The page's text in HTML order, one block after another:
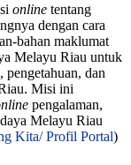
online tentang
dengan cara
bahan maklumat
Melayu Riau untuk
pengetahuan, dan
Misi ini
pengalaman,
Melayu Riau
Kita/ Profil Portal)